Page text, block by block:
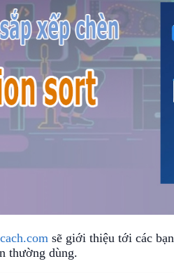
sẽ giới thiệu tới các bạn
thường dùng.